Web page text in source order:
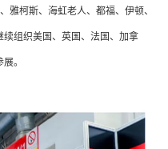
雅柯斯、海虹老人、都福、伊顿、
组织美国、英国、法国、加拿
。